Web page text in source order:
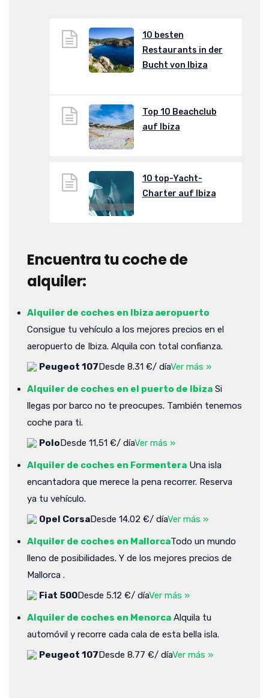
10 besten
Restaurants in der
Bucht von Ibiza
Top 10 Beachclub
auf Ibiza
10 top-Yacht-
Charter auf Ibiza
Encuentra tu coche de
alquiler:
Alquiler de coches en Ibiza aeropuerto
Consigue tu vehículo a los mejores precios en el
aeropuerto de Ibiza. Alquila con total confianza.
Peugeot 107Desde 8.31 €/ díaVer más »
Alquiler de coches en el puerto de Ibiza Si
llegas por barco no te preocupes. También tenemos
coche para ti.
PoloDesde 11,51 €/ díaVer más »
Alquiler de coches en Formentera Una isla
encantadora que merece la pena recorrer. Reserva
ya tu vehículo.
Opel CorsaDesde 14.02 €/ díaVer más »
Alquiler de coches en MallorcaTodo un mundo
lleno de posibilidades. Y de los mejores precios de
Mallorca .
Fiat 500Desde 5.12 €/ díaVer más »
Alquiler de coches en Menorca Alquila tu
automóvil y recorre cada cala de esta bella isla.
Peugeot 107Desde 8.77 €/ díaVer más »